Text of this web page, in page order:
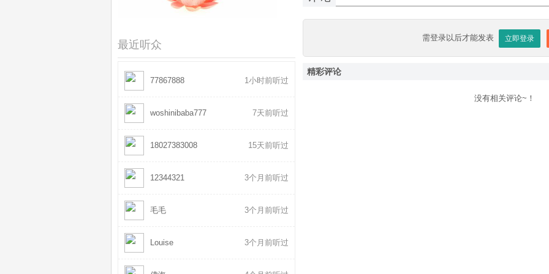
需登录以后才能发表 立即登录
精彩评论
没有相关评论~！
往虹霞瀑布的路上
最近听众
77867888 1小时前听过
woshinibaba777 7天前听过
18027383008 15天前听过
12344321 3个月前听过
毛毛 3个月前听过
Louise 3个月前听过